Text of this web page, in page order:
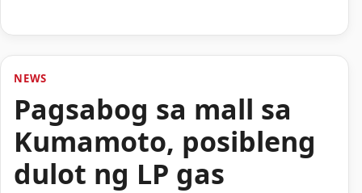
NEWS
Pagsabog sa mall sa
Kumamoto, posibleng
dulot ng LP gas